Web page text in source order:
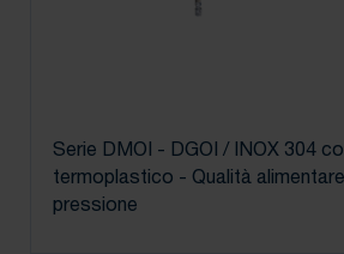
Serie DMOI - DGOI / INOX 304
termoplastico - Qualità
pressione